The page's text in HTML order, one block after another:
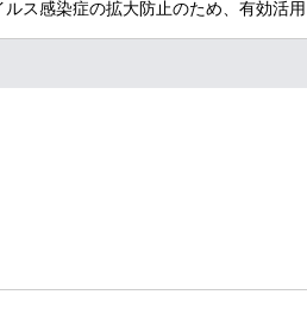
ス感染症の拡大防止のため、有効活用